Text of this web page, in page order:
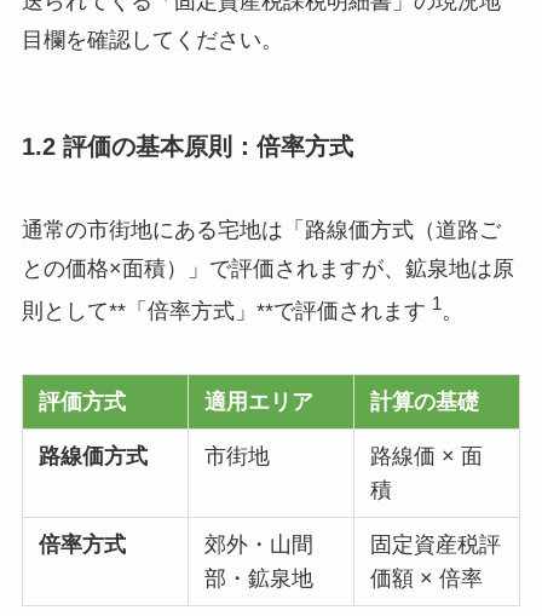
目欄を確認してください。
1.2 評価の基本原則：倍率方式
通常の市街地にある宅地は「路線価方式（道路ご
との価格×面積）」で評価されますが、鉱泉地は原
則として**「倍率方式」**で評価されます 1。
評価方式 適用エリア 計算の基礎
路線価方式 市街地
路線価 × 面
積
倍率方式
郊外・山間
部・鉱泉地
固定資産税評
価額 × 倍率